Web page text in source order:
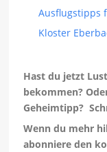
Ausflugstipps
Kloster
Hast du jetzt
bekommen?
Geheimtipp?
Wenn du mehr
abonniere den